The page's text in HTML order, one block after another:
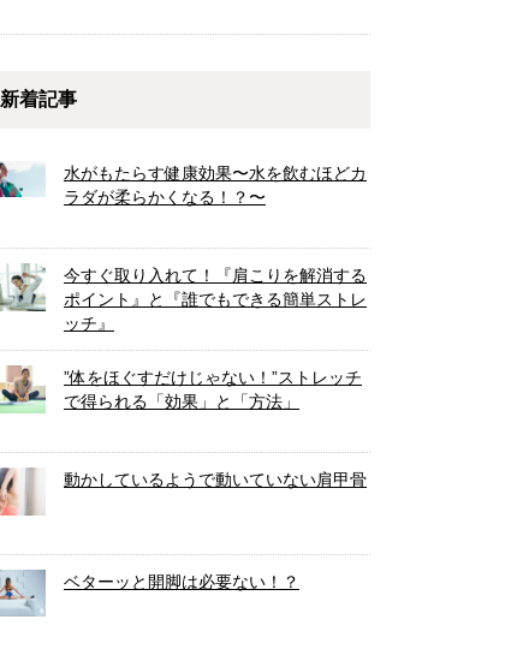
新着記事
水がもたらす健康効果〜水を飲むほどカ
ラダが柔らかくなる！？〜
今すぐ取り入れて！『肩こりを解消する
ポイント』と『誰でもできる簡単ストレ
ッチ』
”体をほぐすだけじゃない！”ストレッチ
で得られる「効果」と「方法」
動かしているようで動いていない肩甲骨
ベターッと開脚は必要ない！？